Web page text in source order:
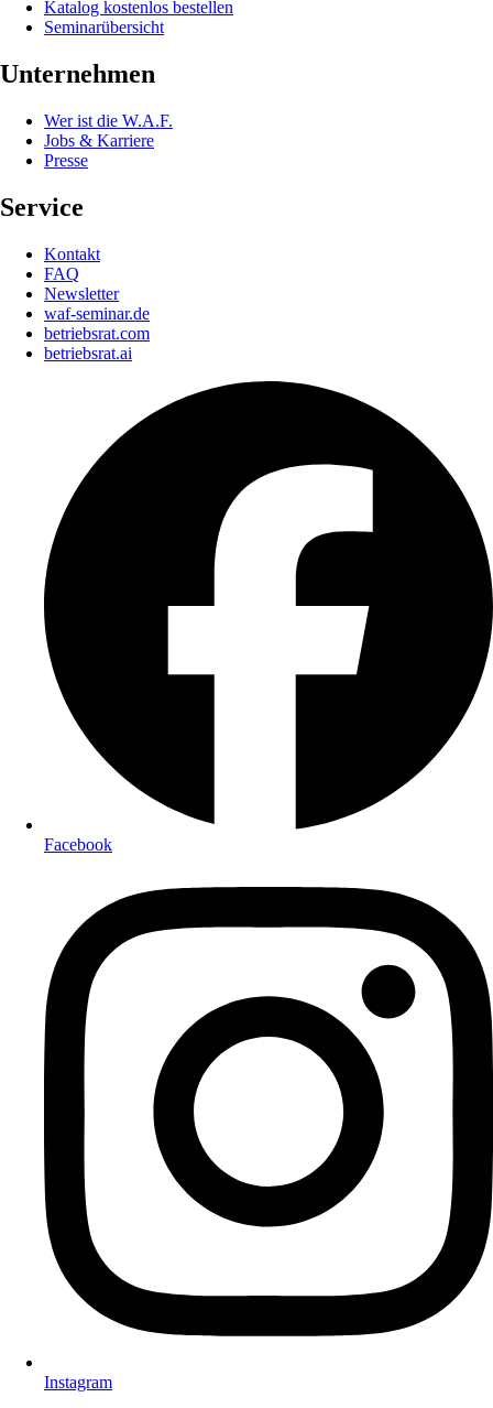
Katalog kostenlos bestellen
Seminarübersicht
Unternehmen
Wer ist die W.A.F.
Jobs & Karriere
Presse
Service
Kontakt
FAQ
Newsletter
waf-seminar.de
betriebsrat.com
betriebsrat.ai
Facebook
Instagram